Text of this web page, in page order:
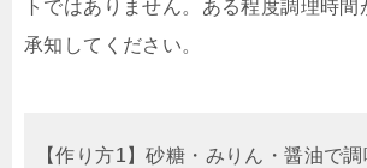
トではありません。ある程度調理時間
承知してください。
【作り方1】砂糖・みりん・醤油で